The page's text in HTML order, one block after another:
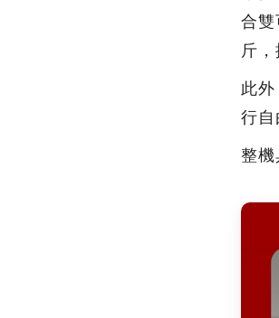
合
斤
此
行
整